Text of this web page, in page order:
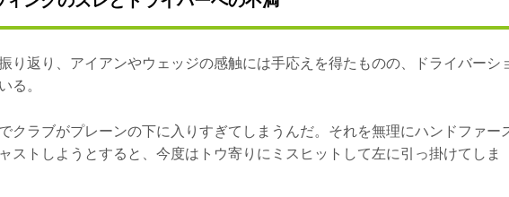
り返り、アイアンやウェッジの感触には手応えを得たものの、ドライバーシ
る。
クラブがプレーンの下に入りすぎてしまうんだ。それを無理にハンドファー
ストしようとすると、今度はトウ寄りにミスヒットして左に引っ掛けてしま